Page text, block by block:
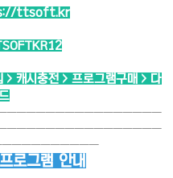
ttsoft.kr
> 캐시충전 > 프로그램구매 > 다
로그램 안내